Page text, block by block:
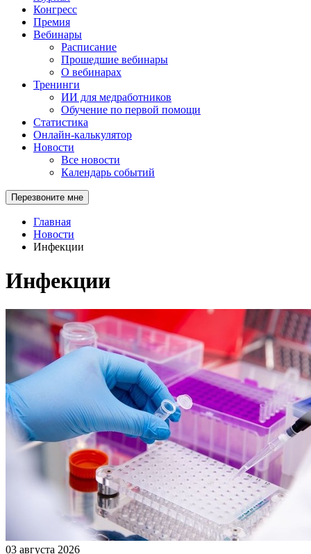
Конгресс
Премия
Вебинары
Расписание
Прошедшие вебинары
О вебинарах
Тренинги
ИИ для медработников
Обучение по первой помощи
Статистика
Онлайн-калькулятор
Новости
Все новости
Календарь событий
Перезвоните мне
Главная
Новости
Инфекции
Инфекции
03 августа 2026